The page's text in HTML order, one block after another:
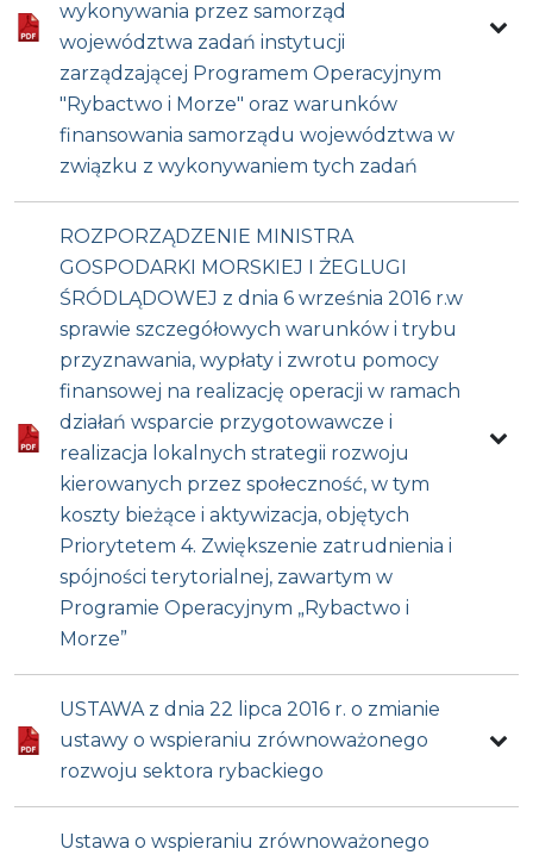
wykonywania przez samorząd
województwa zadań instytucji
zarządzającej Programem Operacyjnym
"Rybactwo i Morze" oraz warunków
finansowania samorządu województwa w
związku z wykonywaniem tych zadań
ROZPORZĄDZENIE MINISTRA
GOSPODARKI MORSKIEJ I ŻEGLUGI
ŚRÓDLĄDOWEJ z dnia 6 września 2016 r.w
sprawie szczegółowych warunków i trybu
przyznawania, wypłaty i zwrotu pomocy
finansowej na realizację operacji w ramach
działań wsparcie przygotowawcze i
realizacja lokalnych strategii rozwoju
kierowanych przez społeczność, w tym
koszty bieżące i aktywizacja, objętych
Priorytetem 4. Zwiększenie zatrudnienia i
spójności terytorialnej, zawartym w
Programie Operacyjnym „Rybactwo i
Morze”
USTAWA z dnia 22 lipca 2016 r. o zmianie
ustawy o wspieraniu zrównoważonego
rozwoju sektora rybackiego
Ustawa o wspieraniu zrównoważonego